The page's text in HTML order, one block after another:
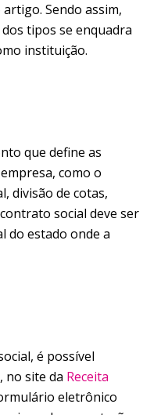
Sendo assim,
tipos se enquadra
instituição.
que define as
como o
divisão de cotas,
social deve ser
do estado onde a
é possível
no site da Receita
eletrônico